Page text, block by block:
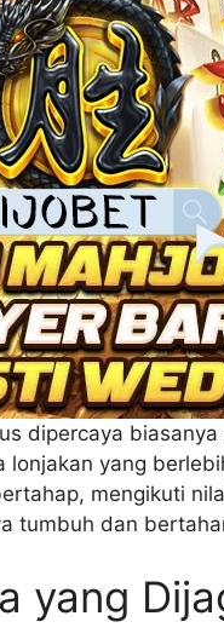
dipercaya
lonjakan yang
mengikuti
tumbuh dan
yang